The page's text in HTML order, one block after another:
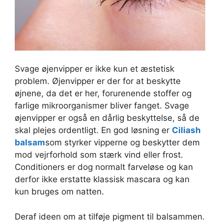
Svage øjenvipper er ikke kun et æstetisk
problem. Øjenvipper er der for at beskytte
øjnene, da det er her, forurenende stoffer og
farlige mikroorganismer bliver fanget. Svage
øjenvipper er også en dårlig beskyttelse, så de
skal plejes ordentligt. En god løsning er Ciliash
balsamsom styrker vipperne og beskytter dem
mod vejrforhold som stærk vind eller frost.
Conditioners er dog normalt farveløse og kan
derfor ikke erstatte klassisk mascara og kan
kun bruges om natten.
Deraf ideen om at tilføje pigment til balsammen.